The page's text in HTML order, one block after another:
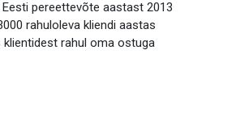
Eesti pereettevõte aastast 2013
rahuloleva kliendi aastas
klientidest rahul oma ostuga